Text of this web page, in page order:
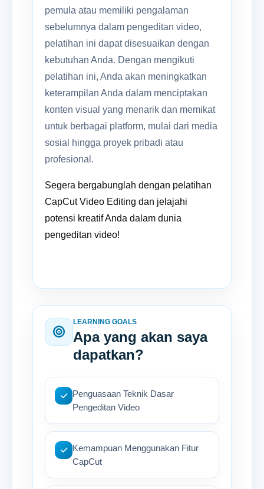
pemula atau memiliki pengalaman
sebelumnya dalam pengeditan video,
pelatihan ini dapat disesuaikan dengan
kebutuhan Anda. Dengan mengikuti
pelatihan ini, Anda akan meningkatkan
keterampilan Anda dalam menciptakan
konten visual yang menarik dan memikat
untuk berbagai platform, mulai dari media
sosial hingga proyek pribadi atau
profesional.
Segera bergabunglah dengan pelatihan
CapCut Video Editing dan jelajahi
potensi kreatif Anda dalam dunia
pengeditan video!
LEARNING GOALS
Apa yang akan saya
dapatkan?
Penguasaan Teknik Dasar
Pengeditan Video
Kemampuan Menggunakan Fitur
CapCut